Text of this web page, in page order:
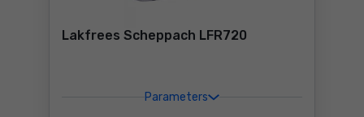
Lakfrees Scheppach LFR720
Parameters